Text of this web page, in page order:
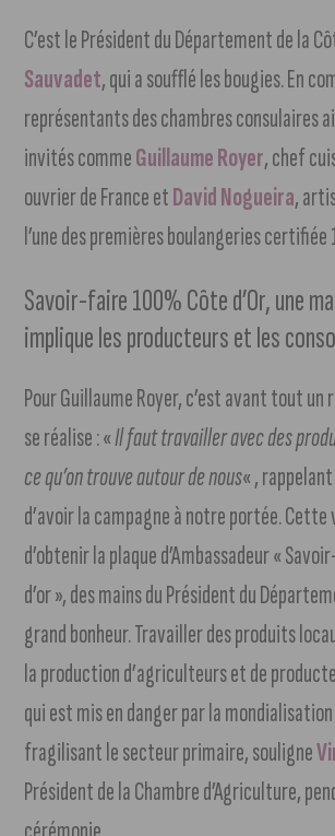
C’est le Président du Département de la
Sauvadet, qui a soufflé les bougies. En
représentants des chambres consulaires
invités commeGuillaume Royer, chef
ouvrier de France etDavid Nogueira,
l’une des premières boulangeries certifiée
Savoir-faire 100% Côte d’Or, une
implique les producteurs et les
Pour Guillaume Royer, c’est avant tout un
se réalise : «Il faut travailler avec des
ce qu’on trouve autour de nous« ,
d’avoir la campagne à notre portée. Cette
d’obtenir la plaque d’Ambassadeur «
d’or », des mains du Président du
grand bonheur. Travailler des produits
la production d’agriculteurs et de
qui est mis en danger par la
fragilisant le secteur primaire, souligne
Président de la Chambre d’Agriculture,